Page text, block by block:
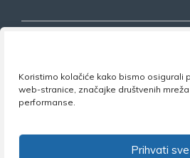
Koristimo kolačiće kako bismo osigurali
web-stranice, značajke društvenih
performanse.
Prihvati sve
Nezavisni sindikat znanosti
obrazovanja
Adresa: Florijana Andrašeca 18A /
+385 1 4847 337 •